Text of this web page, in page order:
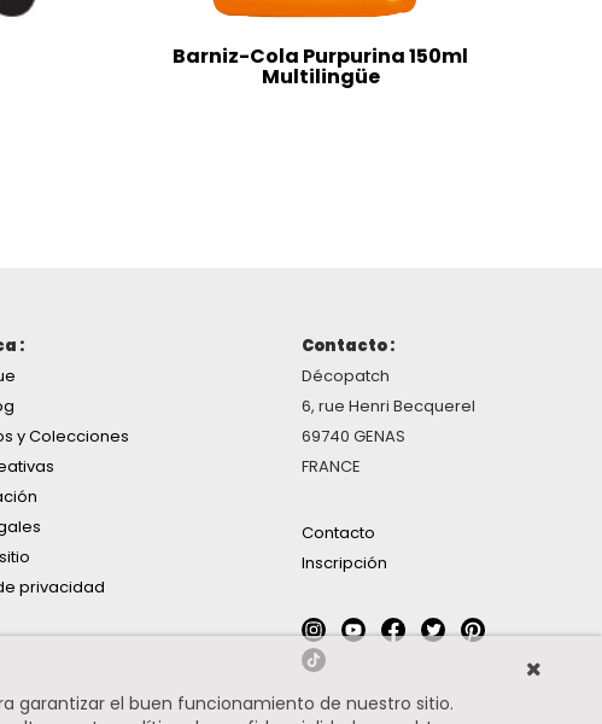
Barniz-Cola Purpurina 150ml
Multilingüe
:
y Colecciones
privacidad
Contacto :
Décopatch
6, rue Henri Becquerel
69740 GENAS
FRANCE
Contacto
Inscripción
garantizar el buen funcionamiento de nuestro sitio.